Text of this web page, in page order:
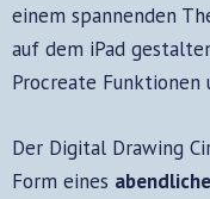
einem spannenden
auf dem iPad
Procreate Funktionen
Der Digital Drawing
Form eines